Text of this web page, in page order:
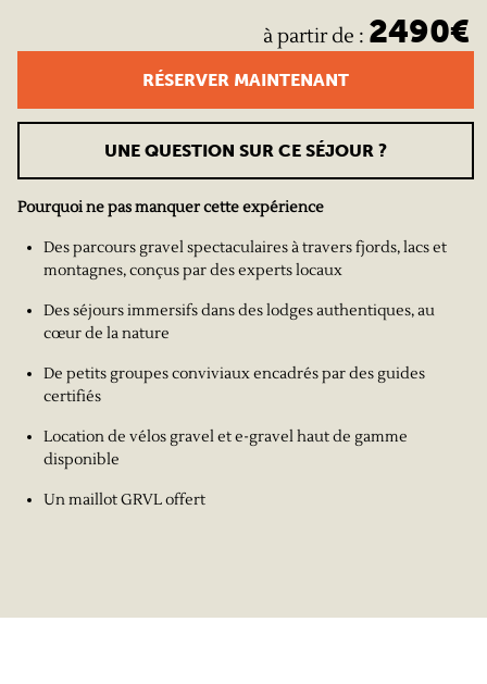
à partir de : 2490€
RÉSERVER MAINTENANT
UNE QUESTION SUR CE SÉJOUR ?
Pourquoi ne pas manquer cette expérience
Des parcours gravel spectaculaires à travers fjords, lacs et
montagnes, conçus par des experts locaux
Des séjours immersifs dans des lodges authentiques, au
cœur de la nature
De petits groupes conviviaux encadrés par des guides
certifiés
Location de vélos gravel et e-gravel haut de gamme
disponible
Un maillot GRVL offert